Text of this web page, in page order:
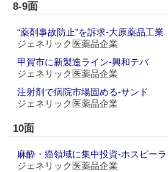
8-9面
“薬剤事故防止”を訴求‐大原薬品工業
ジェネリック医薬品企業
甲賀市に新製造ライン‐興和テバ
ジェネリック医薬品企業
注射剤で病院市場固める‐サンド
ジェネリック医薬品企業
10面
麻酔・癌領域に集中投資‐ホスピー
ジェネリック医薬品企業